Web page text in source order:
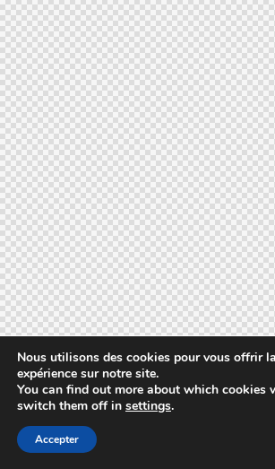
Nous utilisons des cookies pour vous offrir
expérience sur notre site.
You can find out more about which cookies
switch them off in settings.
Accepter